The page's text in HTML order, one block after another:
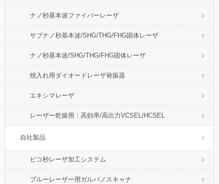
ナノ秒基本波ファイバーレーザ
サブナノ秒基本波/SHG/THG/FHG固体レーザ
ナノ秒基本波/SHG/THG/FHG固体レーザ
焼入れ用ダイオードレーザ発振器
エキシマレーザ
レーザー乾燥用：高効率/高出力VCSEL/HCSEL
自社製品
ピコ秒レーザ加工システム
ブルーレーザー用ガルバノスキャナ